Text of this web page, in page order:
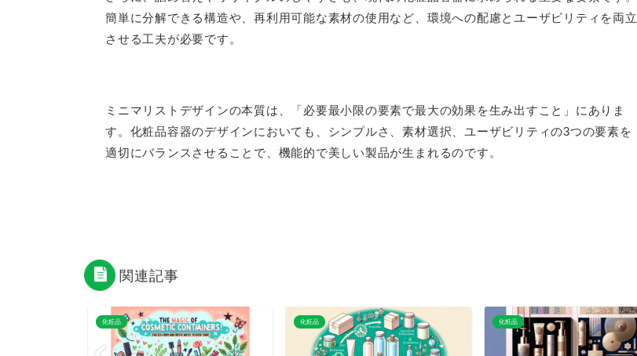
簡単に分解できる構造や、再利用可能な素材の使用など、環境への配慮とユーザビリティを両立
させる工夫が必要です。
ミニマリストデザインの本質は、「必要最小限の要素で最大の効果を生み出すこと」にありま
す。化粧品容器のデザインにおいても、シンプルさ、素材選択、ユーザビリティの3つの要素を
適切にバランスさせることで、機能的で美しい製品が生まれるのです。
関連記事
化粧品 化粧品 化粧品